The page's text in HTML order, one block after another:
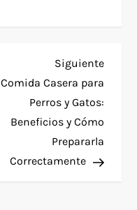
Siguiente
Comida Casera para
Perros y Gatos:
Beneficios y Cómo
Prepararla
Correctamente